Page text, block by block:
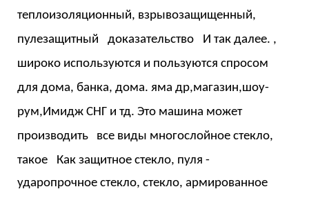
теплоизоляционный, взрывозащищенный,
пулезащитный
доказательство И так далее. ,
широко используются и пользуются спросом
для дома, банка, дома.ямадр,магазин,шоу-
рум,Имидж СНГ и тд.Это машина может
производить
все виды многослойное стекло,
такое
Какзащитное стекло, пуля-
ударопрочное стекло, стекло, армированное